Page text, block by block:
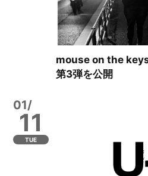
mouse on the keys
第3弾を公開
01/
11
TUE